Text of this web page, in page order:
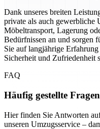
Dank unseres breiten
private als auch gewerbliche
Möbeltransport, Lagerung
Bedürfnissen an und sorgen
Sie auf langjährige
Sicherheit und Zufriedenheit
FAQ
Häufig gestellte Fragen
Hier finden Sie Antworten
unseren Umzugsservice –